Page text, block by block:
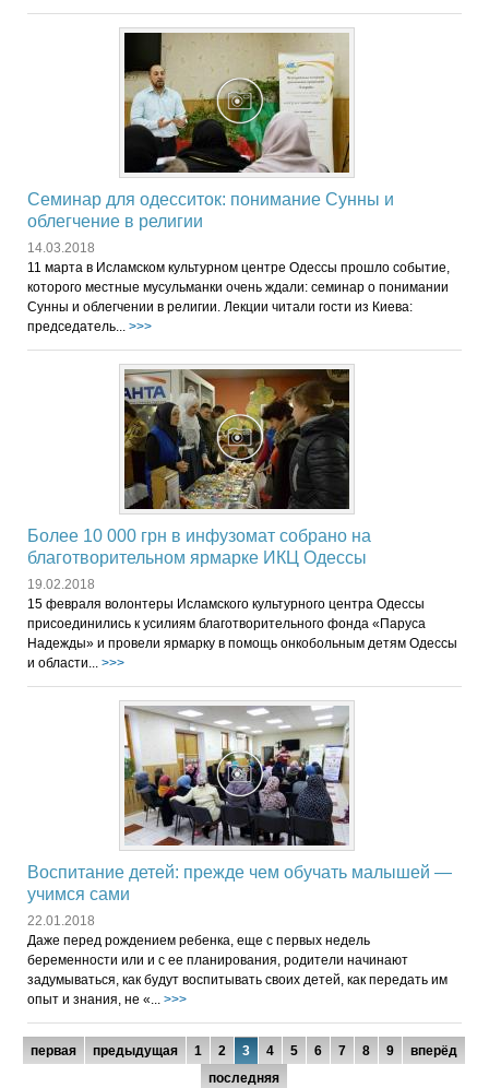
Семинар для одесситок: понимание Сунны и
облегчение в религии
14.03.2018
11 марта в Исламском культурном центре Одессы прошло событие,
которого местные мусульманки очень ждали: семинар о понимании
Сунны и облегчении в религии. Лекции читали гости из Киева:
председатель... >>>
Более 10 000 грн в инфузомат собрано на
благотворительном ярмарке ИКЦ Одессы
19.02.2018
15 февраля волонтеры Исламского культурного центра Одессы
присоединились к усилиям благотворительного фонда «Паруса
Надежды» и провели ярмарку в помощь онкобольным детям Одессы
и области... >>>
Воспитание детей: прежде чем обучать малышей —
учимся сами
22.01.2018
Даже перед рождением ребенка, еще с первых недель
беременности или и с ее планирования, родители начинают
задумываться, как будут воспитывать своих детей, как передать им
опыт и знания, не «... >>>
Страницы
первая предыдущая 1 2 3 4 5 6 7 8 9
вперёд
последняя